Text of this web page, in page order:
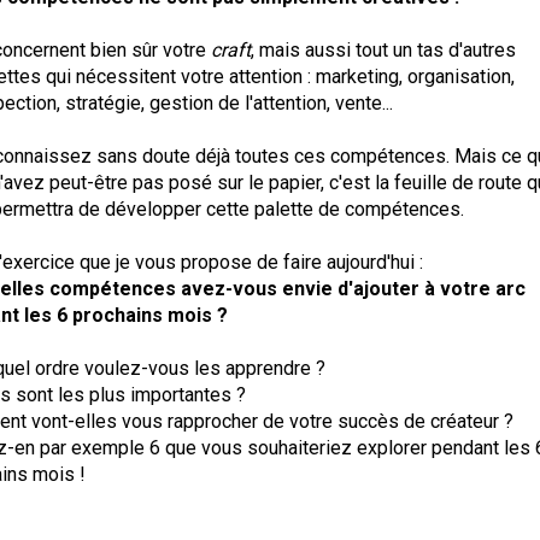
bien sûr votre craft, mais aussi tout un tas d'autres
qui nécessitent votre attention : marketing, organisation,
stratégie, gestion de l'attention, vente...
sans doute déjà toutes ces compétences. Mais ce
peut-être pas posé sur le papier, c'est la feuille de route
de développer cette palette de compétences.
que je vous propose de faire aujourd'hui :
compétences avez-vous envie d'ajouter à votre arc
les 6 prochains mois ?
ordre voulez-vous les apprendre ?
sont les plus importantes ?
vont-elles vous rapprocher de votre succès de créateur ?
en par exemple 6 que vous souhaiteriez explorer pendant les
mois !